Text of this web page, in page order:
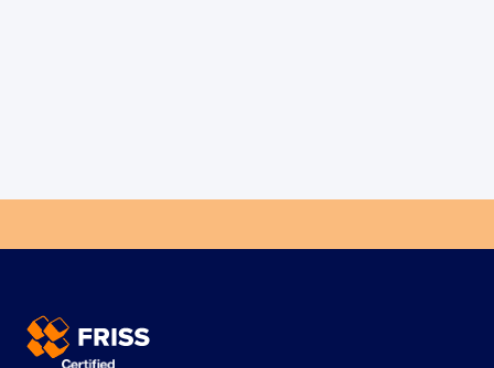
Implemente hoje mesmo sua
trust automation de ponta a